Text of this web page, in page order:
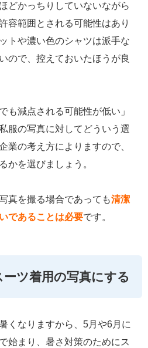
どかっちりしていないながら
容範囲とされる可能性はあり
トや濃い色のシャツは派手な
ので、控えておいたほうが良
も減点される可能性が低い」
服の写真に対してどういう選
業の考え方によりますので、
かを選びましょう。
真を撮る場合であっても清潔
であることは必要です。
ツ着用の写真にする
くなりますから、5月や6月に
始まり、暑さ対策のためにス